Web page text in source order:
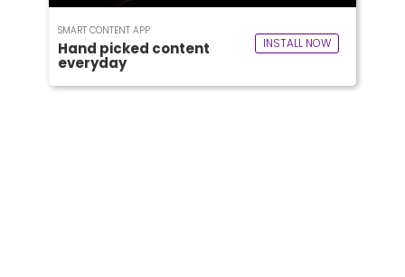
SMART CONTENT APP
Hand picked content
everyday
INSTALL NOW